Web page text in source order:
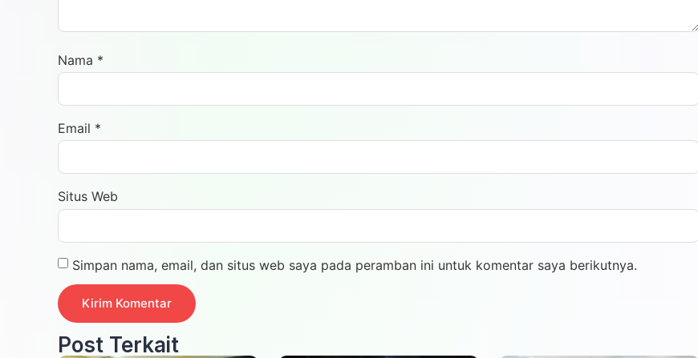
Nama *
Email *
Situs Web
Simpan nama, email, dan situs web saya pada peramban ini untuk komentar saya berikutnya.
Post Terkait